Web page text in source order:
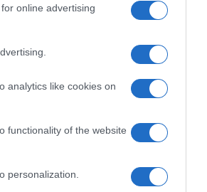
online advertising
analytics like cookies on
functionality of the website
personalization.
digitale”
una
ragazzi, dai
autentico